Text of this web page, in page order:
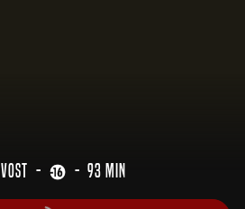
VOST 93 min